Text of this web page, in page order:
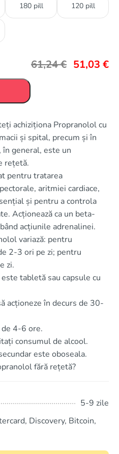
180 pill 120 pill
61,24€ 51,03 €
achiziționa Propranolol cu
și spital, precum și în
în general, este un
rețetă.
pentru tratarea
aritmiei cardiace,
și pentru a controla
Acționează ca un beta-
acțiunile adrenalinei.
variază: pentru
2-3 ori pe zi; pentru
zi.
tabletă sau capsule cu
acționeze în decurs de 30-
4-6 ore.
consumul de alcool.
este oboseala.
fără rețetă?
5-9 zile
Discovery, Bitcoin,